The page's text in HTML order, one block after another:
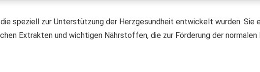
speziell zur Unterstützung der Herzgesundheit entwickelt wurden. Sie
Extrakten und wichtigen Nährstoffen, die zur Förderung der